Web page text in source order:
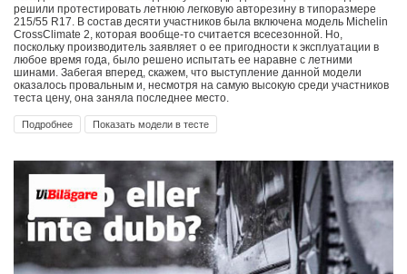
решили протестировать летнюю легковую авторезину в типоразмере
215/55 R17. В состав десяти участников была включена модель Michelin
CrossClimate 2, которая вообще-то считается всесезонной. Но,
поскольку производитель заявляет о ее пригодности к эксплуатации в
любое время года, было решено испытать ее наравне с летними
шинами. Забегая вперед, скажем, что выступление данной модели
оказалось провальным и, несмотря на самую высокую среди участников
теста цену, она заняла последнее место.
Подробнее Показать модели в тесте